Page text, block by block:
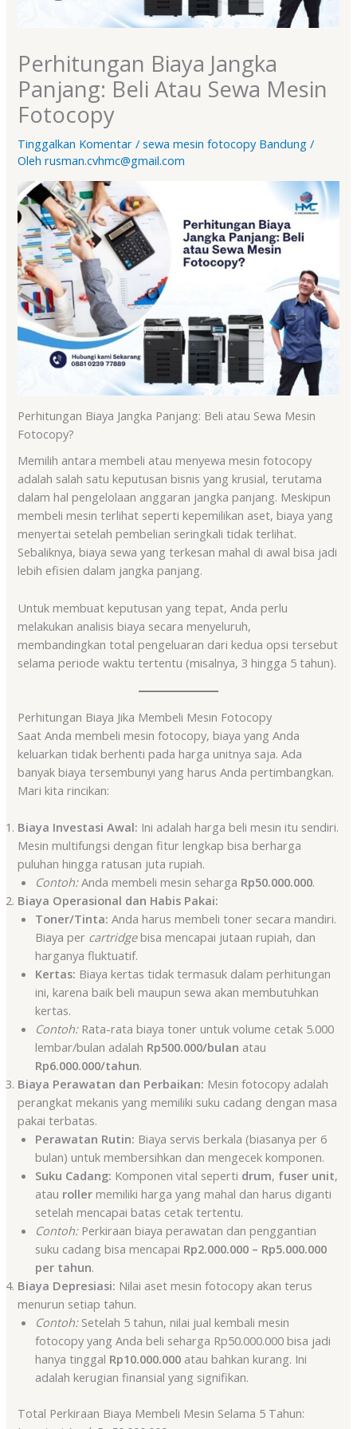
Perhitungan Biaya Jangka
Panjang: Beli Atau Sewa Mesin
Fotocopy
Tinggalkan Komentar /sewa mesin fotocopy Bandung /
Olehrusman.cvhmc@gmail.com
Perhitungan Biaya Jangka Panjang: Beli atau Sewa Mesin
Fotocopy?
Memilih antara membeli atau menyewa mesin fotocopy
adalah salah satu keputusan bisnis yang krusial, terutama
dalam hal pengelolaan anggaran jangka panjang. Meskipun
membeli mesin terlihat seperti kepemilikan aset, biaya yang
menyertai setelah pembelian seringkali tidak terlihat.
Sebaliknya, biaya sewa yang terkesan mahal di awal bisa jadi
lebih efisien dalam jangka panjang.
Untuk membuat keputusan yang tepat, Anda perlu
melakukan analisis biaya secara menyeluruh,
membandingkan total pengeluaran dari kedua opsi tersebut
selama periode waktu tertentu (misalnya, 3 hingga 5 tahun).
Perhitungan Biaya Jika Membeli Mesin Fotocopy
Saat Anda membeli mesin fotocopy, biaya yang Anda
keluarkan tidak berhenti pada harga unitnya saja. Ada
banyak biaya tersembunyi yang harus Anda pertimbangkan.
Mari kita rincikan:
Biaya Investasi Awal: Ini adalah harga beli mesin itu sendiri.
Mesin multifungsi dengan fitur lengkap bisa berharga
puluhan hingga ratusan juta rupiah.
Contoh:Anda membeli mesin seharga Rp50.000.000.
Biaya Operasional dan Habis Pakai:
Toner/Tinta: Anda harus membeli toner secara mandiri.
Biaya per cartridgebisa mencapai jutaan rupiah, dan
harganya fluktuatif.
Kertas: Biaya kertas tidak termasuk dalam perhitungan
ini, karena baik beli maupun sewa akan membutuhkan
kertas.
Contoh:Rata-rata biaya toner untuk volume cetak 5.000
lembar/bulan adalah Rp500.000/bulan atau
Rp6.000.000/tahun.
Biaya Perawatan dan Perbaikan: Mesin fotocopy adalah
perangkat mekanis yang memiliki suku cadang dengan masa
pakai terbatas.
Perawatan Rutin: Biaya servis berkala (biasanya per 6
bulan) untuk membersihkan dan mengecek komponen.
Suku Cadang: Komponen vital seperti drum, fuser unit,
atau roller memiliki harga yang mahal dan harus diganti
setelah mencapai batas cetak tertentu.
Contoh:Perkiraan biaya perawatan dan penggantian
suku cadang bisa mencapai Rp2.000.000 – Rp5.000.000
per tahun.
Biaya Depresiasi: Nilai aset mesin fotocopy akan terus
menurun setiap tahun.
Contoh:Setelah 5 tahun, nilai jual kembali mesin
fotocopy yang Anda beli seharga Rp50.000.000 bisa jadi
hanya tinggal Rp10.000.000 atau bahkan kurang. Ini
adalah kerugian finansial yang signifikan.
Total Perkiraan Biaya Membeli Mesin Selama 5 Tahun: